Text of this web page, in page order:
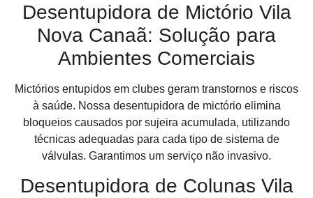
Desentupidora de Mictório Vila
Nova Canaã: Solução para
Ambientes Comerciais
Mictórios entupidos em clubes geram transtornos e riscos
à saúde. Nossa desentupidora de mictório elimina
bloqueios causados por sujeira acumulada, utilizando
técnicas adequadas para cada tipo de sistema de
válvulas. Garantimos um serviço não invasivo.
Desentupidora de Colunas Vila